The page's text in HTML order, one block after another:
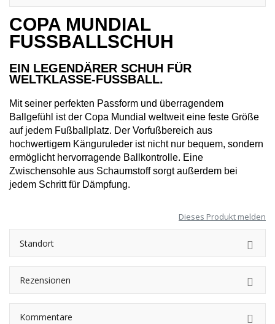
COPA MUNDIAL
FUSSBALLSCHUH
EIN LEGENDÄRER SCHUH FÜR
WELTKLASSE-FUSSBALL.
Mit seiner perfekten Passform und überragendem
Ballgefühl ist der Copa Mundial weltweit eine feste Größe
auf jedem Fußballplatz. Der Vorfußbereich aus
hochwertigem Känguruleder ist nicht nur bequem, sondern
ermöglicht hervorragende Ballkontrolle. Eine
Zwischensohle aus Schaumstoff sorgt außerdem bei
jedem Schritt für Dämpfung.
Dieses Produkt melden
Standort
Rezensionen
Kommentare